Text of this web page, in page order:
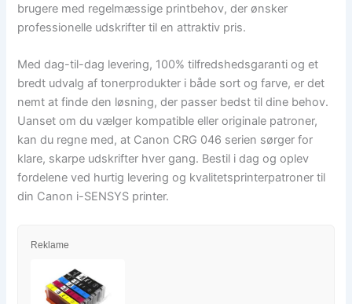
brugere med regelmæssige printbehov, der ønsker
professionelle udskrifter til en attraktiv pris.
Med dag-til-dag levering, 100% tilfredshedsgaranti og et
bredt udvalg af tonerprodukter i både sort og farve, er det
nemt at finde den løsning, der passer bedst til dine behov.
Uanset om du vælger kompatible eller originale patroner,
kan du regne med, at Canon CRG 046 serien sørger for
klare, skarpe udskrifter hver gang. Bestil i dag og oplev
fordelene ved hurtig levering og kvalitetsprinterpatroner til
din Canon i-SENSYS printer.
Reklame